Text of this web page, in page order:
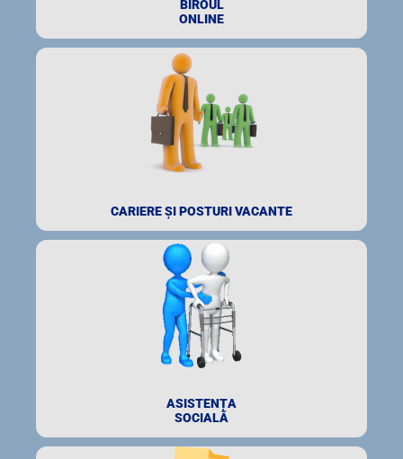
BIROUL
ONLINE
CARIERE ȘI POSTURI VACANTE
ASISTENȚA
SOCIALĂ